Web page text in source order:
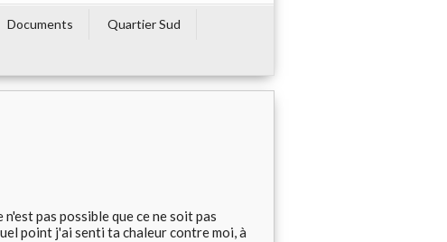
Documents
Quartier Sud
pas possible que ce ne soit pas
point j'ai senti ta chaleur contre moi, à